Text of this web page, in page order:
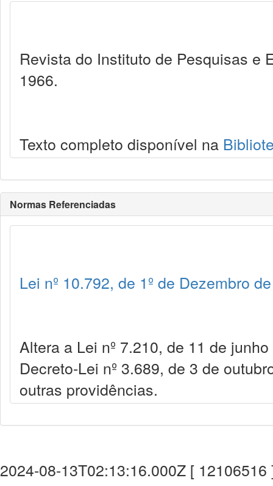
Revista do Instituto de Pesquisas e
1966.
Texto completo disponível na
Normas Referenciadas
Lei nº 10.792, de 1º de Dezembro
Altera a Lei nº 7.210, de 11 de
Decreto-Lei nº 3.689, de 3 de
outras providências.
2024-08-13T02:13:16.000Z [ 12106516